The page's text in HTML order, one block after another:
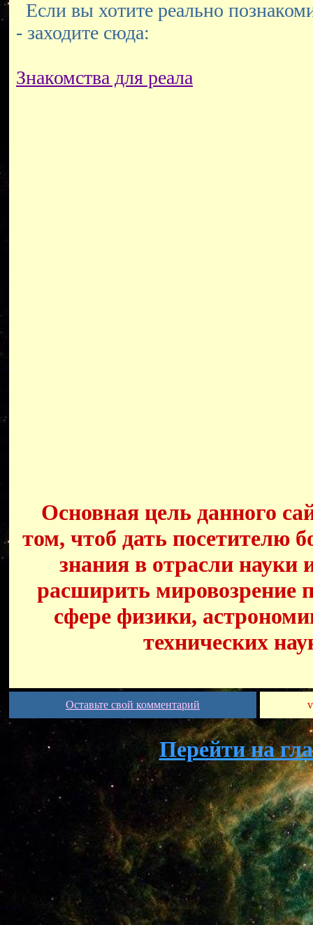
Если вы хотите реально
- заходите сюда:
Знакомства для реала
Основная цель данного
том, чтоб дать посетителю
знания в отрасли науки
расширить мировозрение
сфере физики,
технических
Оставьте свой комментарий
Перейти на